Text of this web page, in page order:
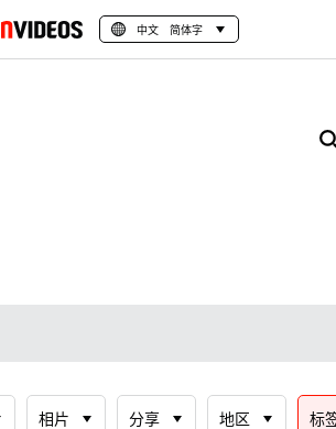
中文 简体字
相片 分享 地区 标